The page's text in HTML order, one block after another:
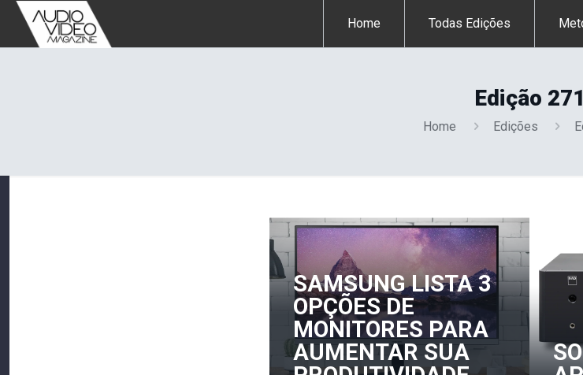
Home Todas Edições
Edição 271
Home Edições
SAMSUNG LISTA 3
OPÇÕES DE
MONITORES PARA
AUMENTAR SUA